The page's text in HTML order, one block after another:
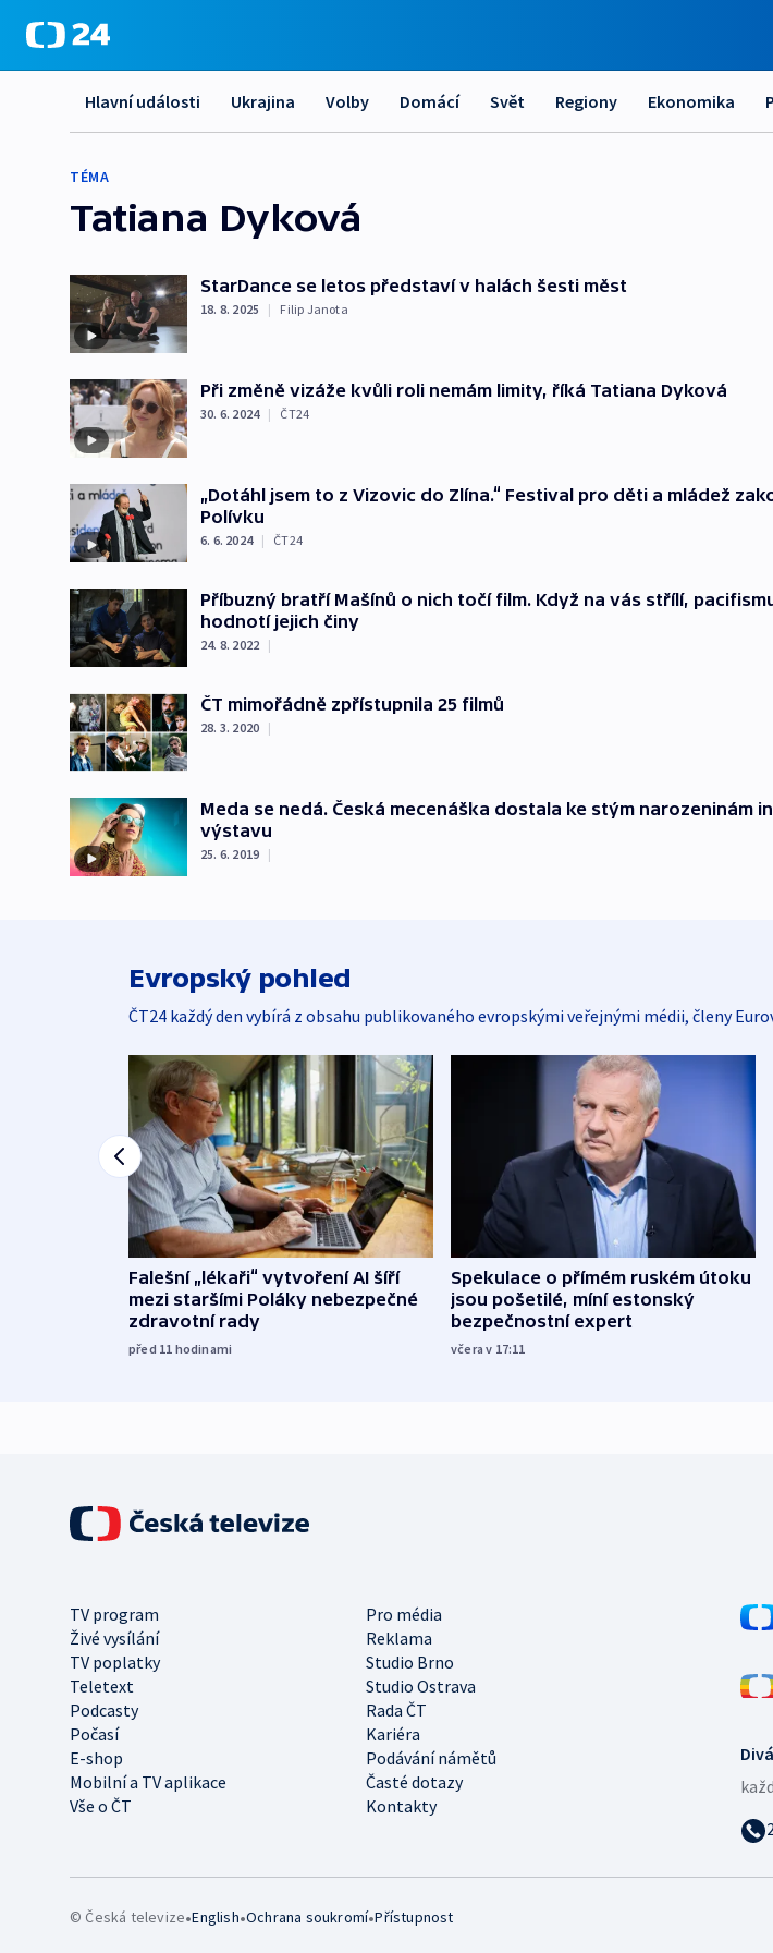
Hlavní události Ukrajina Volby Domácí Svět Regiony Ekonomika
TÉMA
Tatiana Dyková
StarDance se letos představí v halách šesti měst
18. 8. 2025 | Filip Janota
Při změně vizáže kvůli roli nemám limity, říká Tatiana Dyková
30. 6. 2024 | ČT24
„Dotáhl jsem to z Vizovic do Zlína.“ Festival pro děti a mládež
Polívku
6. 6. 2024 | ČT24
Příbuzný bratří Mašínů o nich točí film. Když na vás střílí,
hodnotí jejich činy
24. 8. 2022 |
ČT mimořádně zpřístupnila 25 filmů
28. 3. 2020 |
Meda se nedá. Česká mecenáška dostala ke stým narozeninám
výstavu
25. 6. 2019 |
Evropský pohled
ČT24 každý den vybírá z obsahu publikovaného evropskými veřejnými médii, členy
Falešní „lékaři“ vytvoření AI šíří
mezi staršími Poláky nebezpečné
zdravotní rady
před 11 hodinami
Spekulace o přímém ruském útoku
jsou pošetilé, míní estonský
bezpečnostní expert
včera v 17:11
TV program
Pro média
Živé vysílání
Reklama
TV poplatky
Studio Brno
Teletext
Studio Ostrava
Podcasty
Rada ČT
Počasí
Kariéra
E-shop
Podávání námětů
Mobilní a TV aplikace
Časté dotazy
Vše o ČT
Kontakty
© Česká televize•English•Ochrana soukromí•Přístupnost